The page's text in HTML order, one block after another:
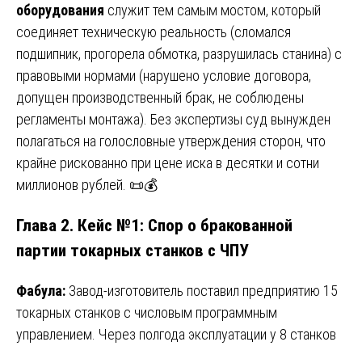
оборудования служит тем самым мостом, который
соединяет техническую реальность (сломался
подшипник, прогорела обмотка, разрушилась станина) с
правовыми нормами (нарушено условие договора,
допущен производственный брак, не соблюдены
регламенты монтажа). Без экспертизы суд вынужден
полагаться на голословные утверждения сторон, что
крайне рискованно при цене иска в десятки и сотни
миллионов рублей. 📜💰
Глава 2. Кейс №1: Спор о бракованной
партии токарных станков с ЧПУ
Фабула: Завод-изготовитель поставил предприятию 15
токарных станков с числовым программным
управлением. Через полгода эксплуатации у 8 станков